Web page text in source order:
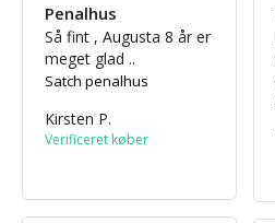
Penalhus
Så fint , Augusta 8 år er
meget glad ..
Satch penalhus
Kirsten P.